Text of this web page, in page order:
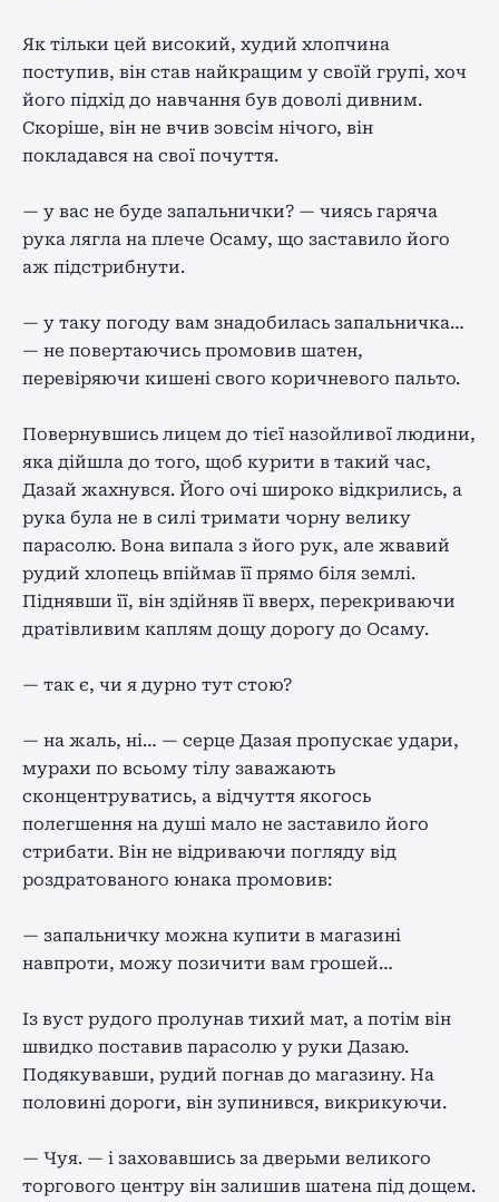
Як тільки цей високий, худий хлопчина
поступив, він став найкращим у своїй групі, хоч
його підхід до навчання був доволі дивним.
Скоріше, він не вчив зовсім нічого, він
покладався на свої почуття.
— у вас не буде запальнички? — чиясь гаряча
рука лягла на плече Осаму, що заставило його
аж підстрибнути.
— у таку погоду вам знадобилась запальничка…
— не повертаючись промовив шатен,
перевіряючи кишені свого коричневого пальто.
Повернувшись лицем до тієї назойливої людини,
яка дійшла до того, щоб курити в такий час,
Дазай жахнувся. Його очі широко відкрились, а
рука була не в силі тримати чорну велику
парасолю. Вона випала з його рук, але жвавий
рудий хлопець впіймав її прямо біля землі.
Піднявши її, він здійняв її вверх, перекриваючи
дратівливим каплям дощу дорогу до Осаму.
— так є, чи я дурно тут стою?
— на жаль, ні… — серце Дазая пропускає удари,
мурахи по всьому тілу заважають
сконцентруватись, а відчуття якогось
полегшення на душі мало не заставило його
стрибати. Він не відриваючи погляду від
роздратованого юнака промовив:
— запальничку можна купити в магазині
навпроти, можу позичити вам грошей…
Із вуст рудого пролунав тихий мат, а потім він
швидко поставив парасолю у руки Дазаю.
Подякувавши, рудий погнав до магазину. На
половині дороги, він зупинився, викрикуючи.
— Чуя. — і заховавшись за дверьми великого
торгового центру він залишив шатена під дощем.